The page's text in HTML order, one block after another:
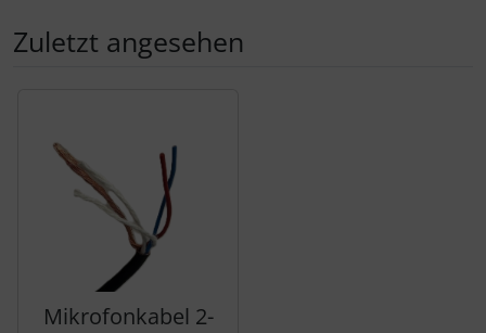
Zuletzt angesehen
Mikrofonkabel 2-